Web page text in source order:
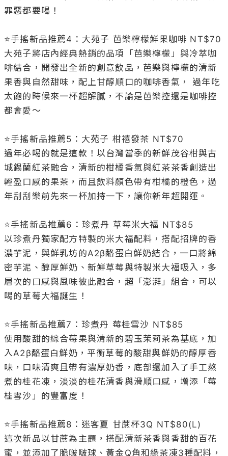
罪惡都要喝！
⭐️手搖新品推薦4：大苑子 芭樂檸檬鮮果咖啡 NT$70
大苑子將店內經典熱銷的品項「芭樂檸檬」與冷萃咖
啡結合，開發出全新的創意飲品，芭樂與檸檬的清新
果香與自然甜味，配上甘醇順口的咖啡香氣， 過年吃
太飽的時候來一杯超解膩，不論是芭樂控還是咖啡控
都會愛～
⭐️手搖新品推薦5：大苑子 柑禧發茶 NT$70
過年必喝的就是這款！以台灣當季的新鮮茂谷柑與古
城錫蘭紅茶融合，清新的柑橘香氣與紅茶茶香創造出
輕盈口感的果茶，而且飲料顏色帶有柑橘的橙色，過
年刮刮樂前先來一杯加持一下，讓你新年超開運。
⭐️手搖新品推薦6：珍煮丹 草莓米大福 NT$85
以珍煮丹獨家配方特製的米大福配料，搭配招牌的香
濃芋泥，與鮮乳坊的A2β酪蛋白鮮奶結合，一口將綿
密芋泥、醇厚鮮奶、新鮮草莓與特製米大福吸入，多
層次的口感與風味彼此融合，超「澎湃」組合，可以
喝的草莓大福誕生！
⭐️手搖新品推薦7：珍煮丹 莓桂雪沙 NT$85
使用酸甜的綜合莓果與清新的碧玉茉莉茶為基底，加
入A2β酪蛋白鮮奶，平衡草莓的酸甜與鮮奶的醇厚香
味，口味清爽且帶有濃厚奶香，底部還加入了手工熬
煮的桂花凍，淡淡的桂花清香與滑順口感，增添「莓
桂雪沙」的豐富度！
⭐️手搖新品推薦8：迷客夏 甘蔗杯3Q NT$80(L)
這次新品以甘蔗為主題，搭配清新茶香與香甜的百花
蜜，並添加了脆啵啵球、黃金Q角和綠茶凍3種配料，